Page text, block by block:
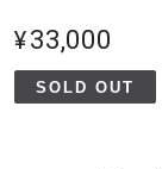
¥33,000
SOLD OUT